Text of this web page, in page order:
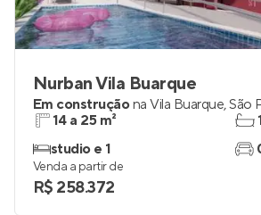
Nurban Vila Buarque
Em construçãona Vila Buarque,São
14 a 25 m²
studio e 1
Venda a partir de
R$ 258.372